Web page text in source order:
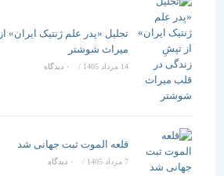
تجلیل «پدر علم ژنتیک ایران» از تپشِ
میراث شوشتر
14 مرداد 1405 / ۰ دیدگاه
قلعه الموت ثبت جهانی شد
/ ۰ دیدگاه